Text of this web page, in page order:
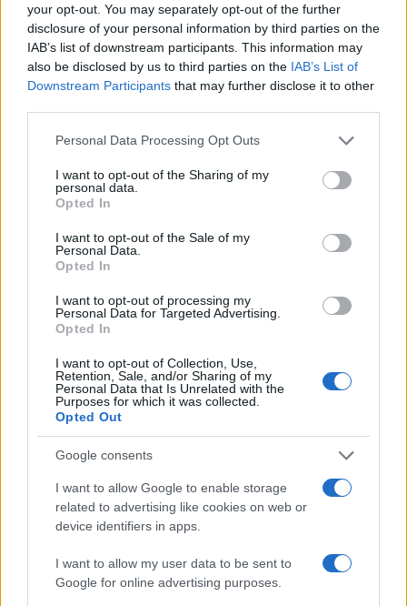
your opt-out. You may separately opt-out of the further
disclosure of your personal information by third parties on the
IAB’s list of downstream participants. This information may
also be disclosed by us to third parties on the IAB’s List of
Downstream Participants that may further disclose it to other
Please note that this website/app uses one or more Google
not limited to your visit or usage behaviour. You may click to
grant or deny consent to Google and its third-party tags to
use your data for below specified purposes in below Google
consent section.
Personal Data Processing Opt Outs
I want to opt-out of the Sharing of my
personal data.
Opted In
I want to opt-out of the Sale of my
Personal Data.
Opted In
I want to opt-out of processing my
Personal Data for Targeted Advertising.
Opted In
I want to opt-out of Collection, Use,
Retention, Sale, and/or Sharing of my
Personal Data that Is Unrelated with the
Purposes for which it was collected.
Opted Out
Google consents
I want to allow Google to enable storage
related to advertising like cookies on web or
device identifiers in apps.
I want to allow my user data to be sent to
Google for online advertising purposes.
Πιο δημοφιλή
1
Η σπαρακτική περιγραφή του πατέρα και
τα κενά στους ισχυρισμούς του ιδιοκτήτη
του beach bar
Μπρίτνεϊ Σπίαρς: Έκανε αποτυχημένο
μπότοξ και ανέβασε στο Instagram την
Ο δημοσιογράφος Βασίλης Τσεκούρας
ανακοίνωσε ότι παντρεύεται τη σύντροφό
Γιάννης Παπαμιχαήλ: «Η απαγόρευση
αφορά στη χρήση της εικόνας και της
Ο Φειδίας Παναγιώτου πήγε με σορτσάκι
σε εκδήλωση μνήμης για τους
δολοφονημένους Κύπριους ήρωες Ισαάκ –
Σολωμού
Πιο σχολιασμένα
Μετέτρεψαν το Σαρακήνικο της Μήλου
ελικόπτερο τους για να κάνουν μπάνιο
Στην Κρήτη ο Κυριάκος Μητσοτάκης,